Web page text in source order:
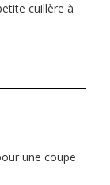
cuillère à
une coupe